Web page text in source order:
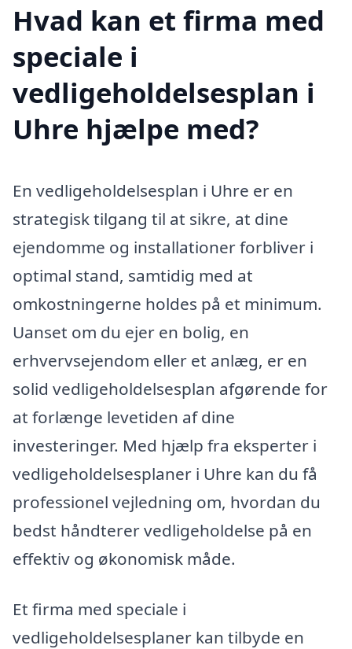
Hvad kan et firma med
speciale i
vedligeholdelsesplan i
Uhre hjælpe med?
En vedligeholdelsesplan i Uhre er en
strategisk tilgang til at sikre, at dine
ejendomme og installationer forbliver i
optimal stand, samtidig med at
omkostningerne holdes på et minimum.
Uanset om du ejer en bolig, en
erhvervsejendom eller et anlæg, er en
solid vedligeholdelsesplan afgørende for
at forlænge levetiden af dine
investeringer. Med hjælp fra eksperter i
vedligeholdelsesplaner i Uhre kan du få
professionel vejledning om, hvordan du
bedst håndterer vedligeholdelse på en
effektiv og økonomisk måde.
Et firma med speciale i
vedligeholdelsesplaner kan tilbyde en